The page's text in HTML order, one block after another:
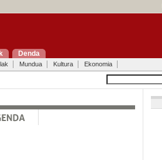
Denda
Mundua Kultura Ekonomia